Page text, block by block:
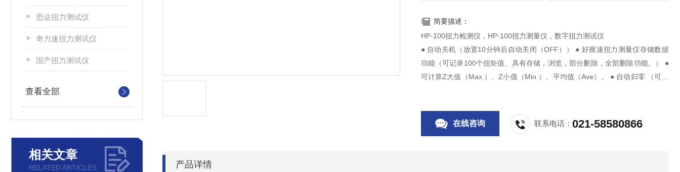
思达扭力测试仪
奇力速扭力测试仪
国产扭力测试仪
查看全部
相关文章
RELATED ARTICLES
简要描述：
HP-100扭力检测仪，HP-100扭力测量仪，数字扭力测试仪
● 自动关机（放置10分钟后自动关闭（OFF）） ● 好握速扭力测量仪存储数据
功能（可记录100个扭矩值、具有存储，浏览，部分删除，全部删除功能。） ●
可计算Z大值（Max.）、Z小值（Min.）、平均值（Ave）。 ● 自动归零 （可自
在线咨询 联系电话：021-58580866
产品详情